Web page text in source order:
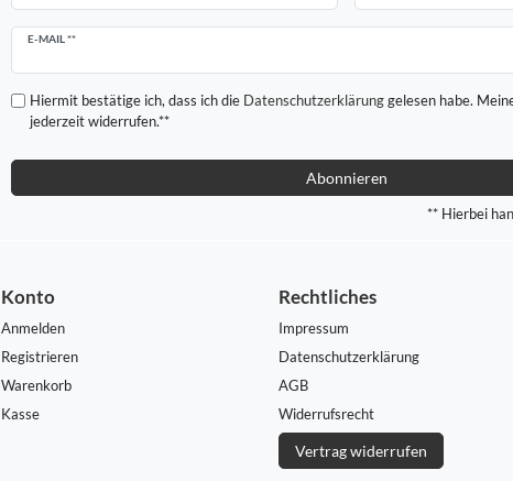
E-MAIL **
Newsletter
Hiermit bestätige ich, dass ich die Daten­schutz­erklärunggelesen habe.
jederzeit widerrufen.**
Abonnieren
** Hierbei
Konto
Anmelden
Registrieren
Warenkorb
Kasse
Rechtliches
Impressum
Daten­schutz­erklärung
AGB
Widerrufs­recht
Vertrag widerrufen